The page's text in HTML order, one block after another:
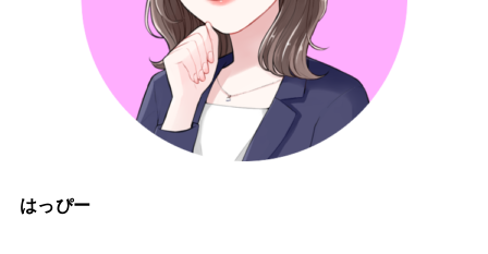
はっぴー